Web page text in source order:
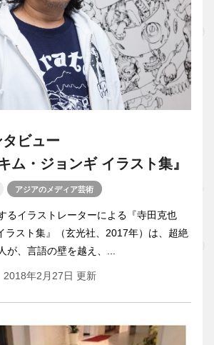
ビュー
ム・ジョンギ イラスト集』
アジアのメディア芸術
るイラストレーターによる『寺田克也
ラスト集』（玄光社、2017年）は、超絶
が、言語の壁を越え、...
2018年2月27日 更新